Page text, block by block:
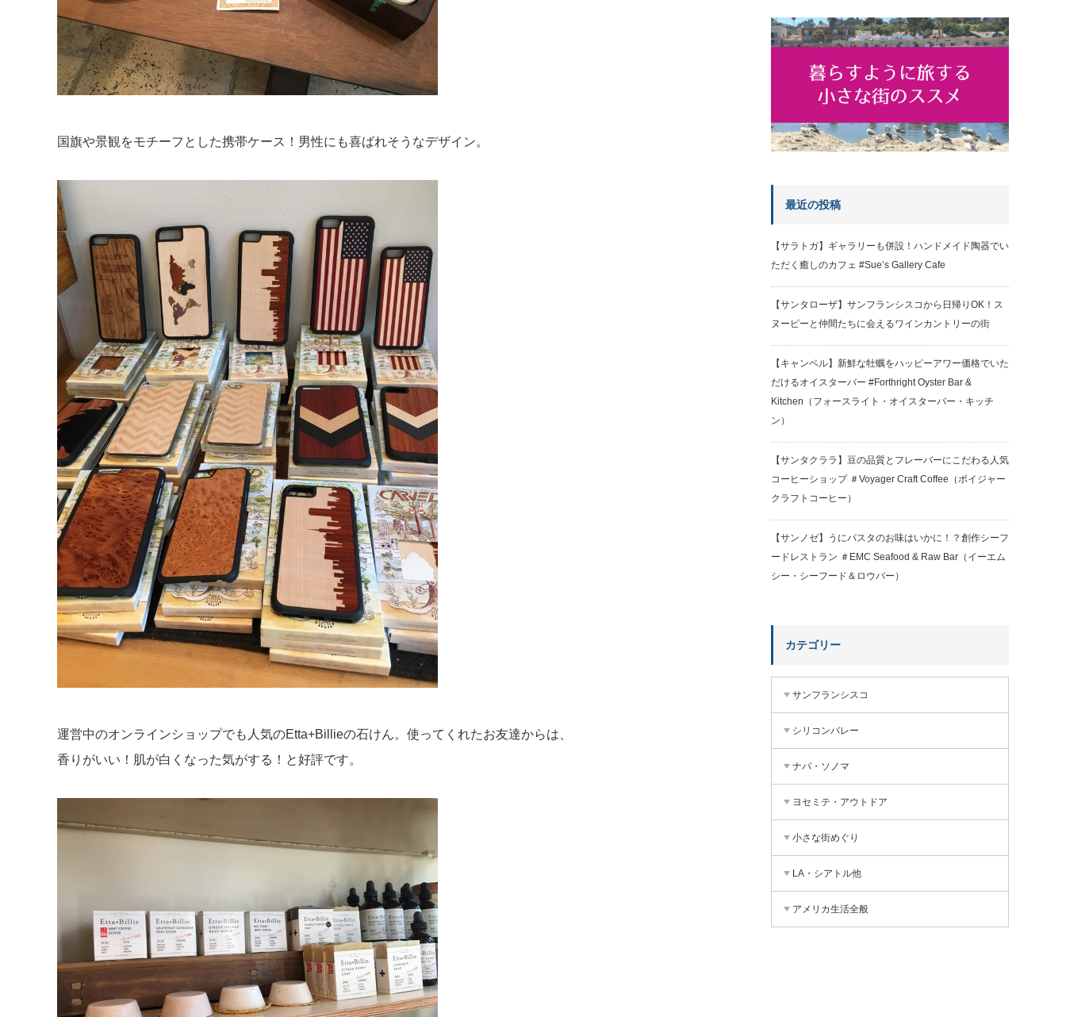
国旗や景観をモチーフとした携帯ケース！男性にも喜ばれそうなデザイン。
運営中のオンラインショップでも人気のEtta+Billieの石けん。使ってくれたお友達からは、
香りがいい！肌が白くなった気がする！と好評です。
最近の投稿
【サラトガ】ギャラリーも併設！ハンドメイド陶器でい
ただく癒しのカフェ #Sue’s Gallery Cafe
【サンタローザ】サンフランシスコから日帰りOK！ス
ヌーピーと仲間たちに会えるワインカントリーの街
【キャンベル】新鮮な牡蠣をハッピーアワー価格でいた
だけるオイスターバー #Forthright Oyster Bar &
Kitchen（フォースライト・オイスターバー・キッチ
ン）
【サンタクララ】豆の品質とフレーバーにこだわる人気
コーヒーショップ ＃Voyager Craft Coffee（ボイジャー
クラフトコーヒー）
【サンノゼ】うにパスタのお味はいかに！？創作シーフ
ードレストラン ＃EMC Seafood & Raw Bar（イーエム
シー・シーフード＆ロウバー）
カテゴリー
サンフランシスコ
シリコンバレー
ナパ・ソノマ
ヨセミテ・アウトドア
小さな街めぐり
LA・シアトル他
アメリカ生活全般